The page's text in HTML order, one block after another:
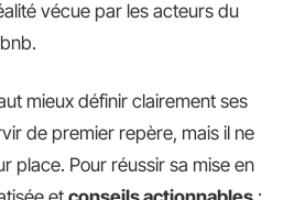
vécue par les acteurs du
mieux définir clairement ses
de premier repère, mais il ne
place. Pour réussir sa mise en